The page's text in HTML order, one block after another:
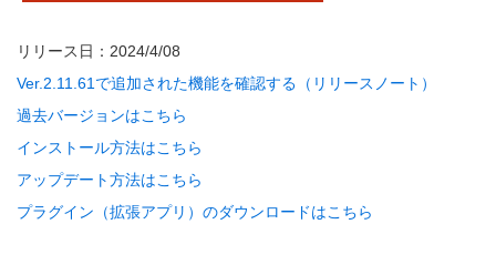
リリース日：2024/4/08
Ver.2.11.61で追加された機能を確認する（リリースノート）
過去バージョンはこちら
インストール方法はこちら
アップデート方法はこちら
プラグイン（拡張アプリ）のダウンロードはこちら